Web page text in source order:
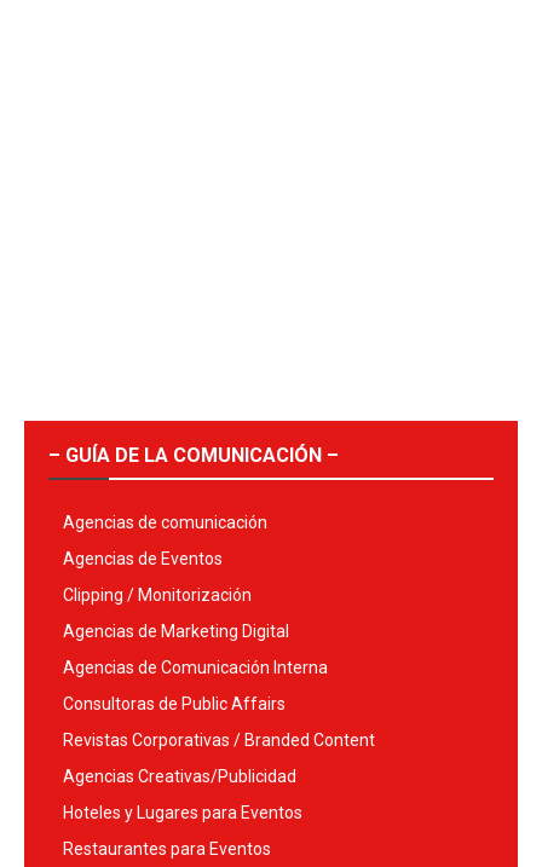
– GUÍA DE LA COMUNICACIÓN –
Agencias de comunicación
Agencias de Eventos
Clipping / Monitorización
Agencias de Marketing Digital
Agencias de Comunicación Interna
Consultoras de Public Affairs
Revistas Corporativas / Branded Content
Agencias Creativas/Publicidad
Hoteles y Lugares para Eventos
Restaurantes para Eventos